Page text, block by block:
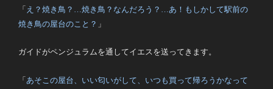
「 え？焼き鳥？…焼き鳥？なんだろう？…あ！もしかして駅前の
焼き鳥の屋台のこと？ 」
ガイドがペンジュラムを通してイエスを送ってきます。
「あそこの屋台、いい匂いがして、いつも買って帰ろうかなって